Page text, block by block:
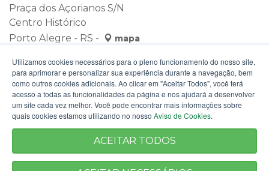
Praça dos Açorianos S/N
Centro Histórico
Porto Alegre - RS -
mapa
Utilizamos cookies necessários para o pleno funcionamento do nosso site,
para aprimorar e personalizar sua experiência durante a navegação, bem
como outros cookies adicionais. Ao clicar em "Aceitar Todos", você terá
acesso a todas as funcionalidades da página e nos ajudará a desenvolver
um site cada vez melhor. Você pode encontrar mais informações sobre
quais cookies estamos utilizando no nosso Aviso de Cookies.
ACEITAR TODOS